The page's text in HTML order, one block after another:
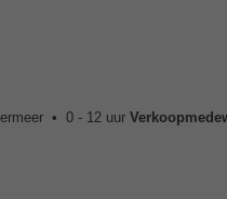
• 0 - 12 uur